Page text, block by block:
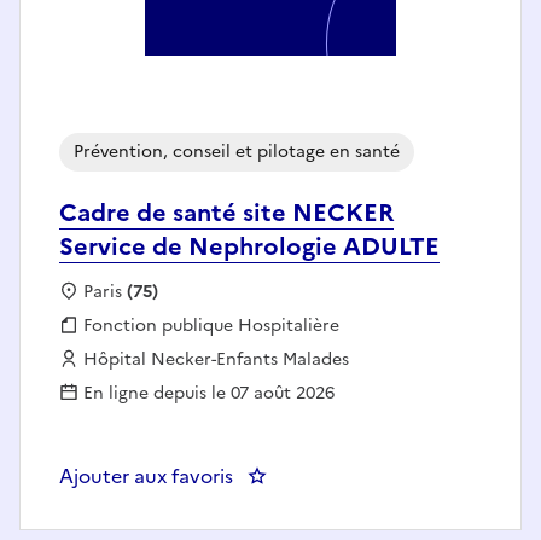
Cadre de santé site NECKER
Service de Nephrologie ADULTE
Prévention, conseil et pilotage en santé
Localisation :
Paris(75)
Fonction publique :
Fonction publique Hospitalière
Employeur :
Hôpital Necker-Enfants Malades
En ligne depuis le 07 août 2026
Ajouter aux favoris